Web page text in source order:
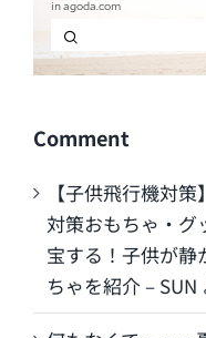
Comment
【子供飛行機対
対策おもちゃ・グ
宝する！子供が静
ちゃを紹介 – SUN